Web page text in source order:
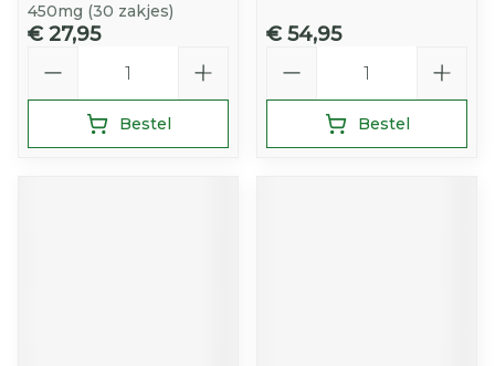
450mg (30 zakjes)
€ 27,95
Bestel
€ 54,95
Bestel